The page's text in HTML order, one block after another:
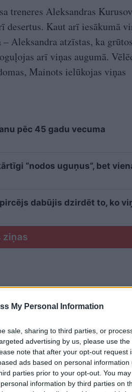
My Personal Information
sale, sharing to third parties, or
advertising by us, please use
note that after your opt-out request
ads based on personal
parties prior to your opt-out. You
information by third parties on
treneres Aleksandras
desertus. Kaut arī iesākumā
Aleksandra atzīstas, ka
arī viņas augumā.
Mainots ielūkojas viņas
pēc 45 gadu vecuma
“nodos uguņus”, bet
dabūjis dzirdēt to, ko
ziņas